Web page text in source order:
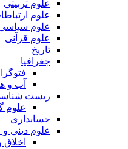
علوم تربیتی
علوم
علوم
علوم قرآنی
تاریخ
جغرافیا
آب و
زیست
علوم
حسابداری
علوم دینی